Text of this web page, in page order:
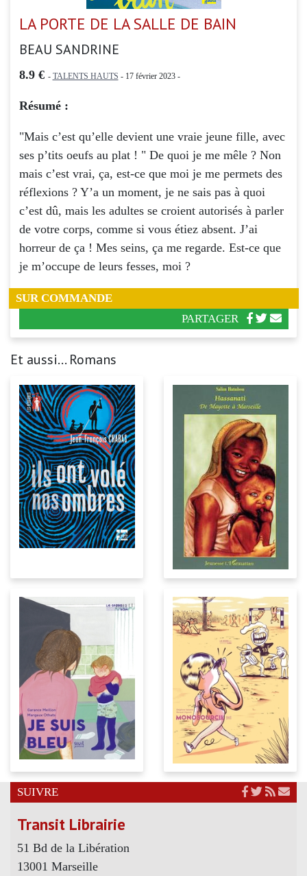
LA PORTE DE LA SALLE DE BAIN
BEAU SANDRINE
8.9 € - TALENTS HAUTS - 17 février 2023 -
Résumé :
"Mais c’est qu’elle devient une vraie jeune fille, avec
ses p’tits oeufs au plat ! " De quoi je me mêle ? Non
mais c’est vrai, ça, est-ce que moi je me permets des
réflexions ? Y’a un moment, je ne sais pas à quoi
c’est dû, mais les adultes se croient autorisés à parler
de votre corps, comme si vous étiez absent. J’ai
horreur de ça ! Mes seins, ça me regarde. Est-ce que
je m’occupe de leurs fesses, moi ?
SUR COMMANDE
PARTAGER
Et aussi... Romans
SUIVRE
Transit Librairie
51 Bd de la Libération
13001 Marseille